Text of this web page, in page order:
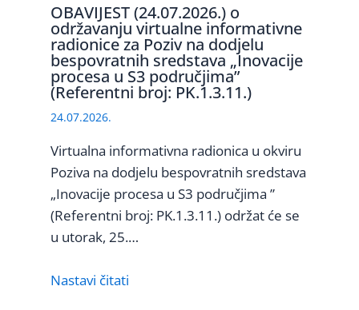
OBAVIJEST (24.07.2026.) o
održavanju virtualne informativne
radionice za Poziv na dodjelu
bespovratnih sredstava „Inovacije
procesa u S3 područjima”
(Referentni broj: PK.1.3.11.)
24.07.2026.
Virtualna informativna radionica u okviru
Poziva na dodjelu bespovratnih sredstava
„Inovacije procesa u S3 područjima ”
(Referentni broj: PK.1.3.11.) održat će se
u utorak, 25.…
Nastavi čitati